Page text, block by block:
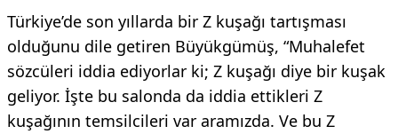
Türkiye’de son yıllarda bir Z kuşağı tartışması
olduğunu dile getiren Büyükgümüş, “Muhalefet
sözcüleri iddia ediyorlar ki; Z kuşağı diye bir kuşak
geliyor. İşte bu salonda da iddia ettikleri Z
kuşağının temsilcileri var aramızda. Ve bu Z